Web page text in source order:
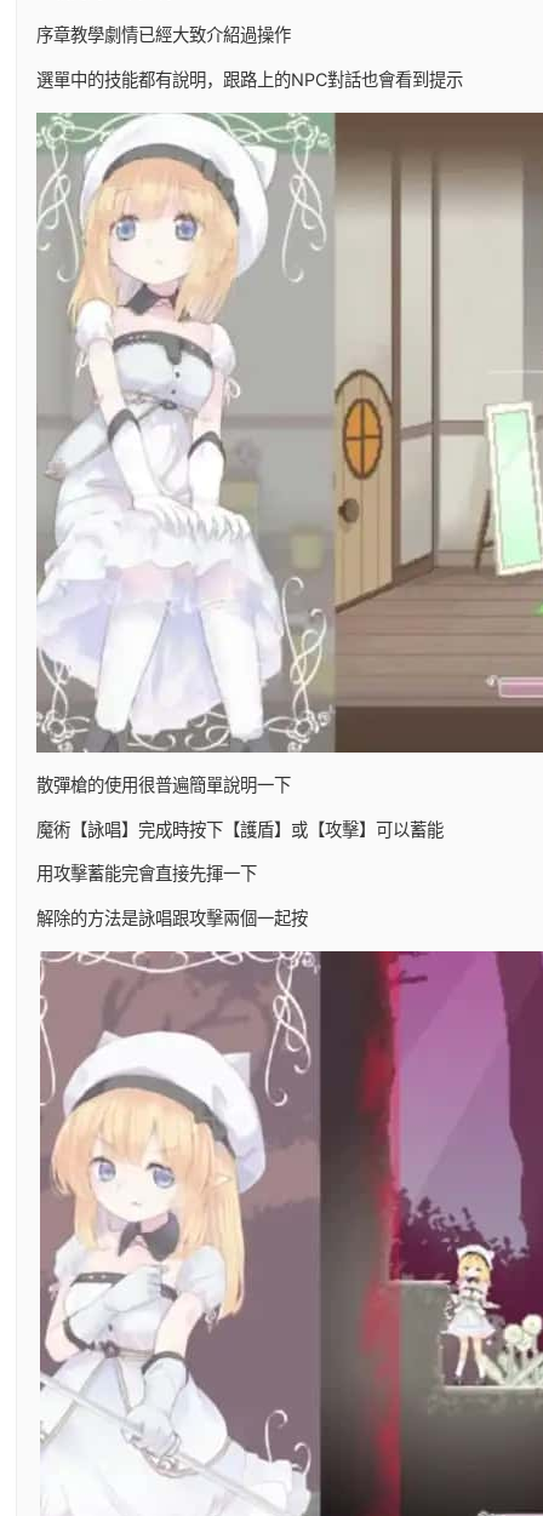
序章教學劇情已經大致介紹過操作
選單中的技能都有說明，跟路上的NPC對話也會看到提示
散彈槍的使用很普遍簡單說明一下
魔術【詠唱】完成時按下【護盾】或【攻擊】可以蓄能
用攻擊蓄能完會直接先揮一下
解除的方法是詠唱跟攻擊兩個一起按